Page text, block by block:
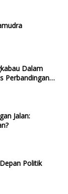
Dalam
Perbandingan
Jalan:
Politik